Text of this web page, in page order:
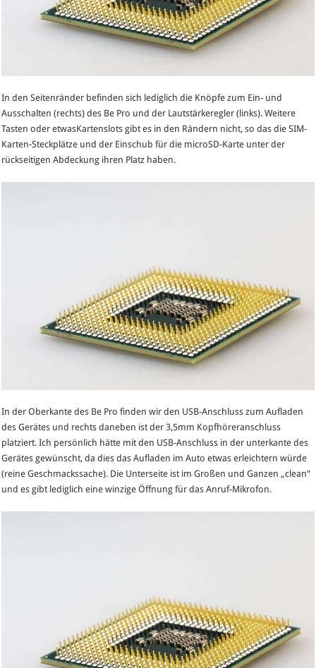
In den Seitenränder befinden sich lediglich die Knöpfe zum Ein- und
Ausschalten (rechts) des Be Pro und der Lautstärkeregler (links). Weitere
Tasten oder etwasKartenslots gibt es in den Rändern nicht, so das die SIM-
Karten-Steckplätze und der Einschub für die microSD-Karte unter der
rückseitigen Abdeckung ihren Platz haben.
In der Oberkante des Be Pro finden wir den USB-Anschluss zum Aufladen
des Gerätes und rechts daneben ist der 3,5mm Kopfhöreranschluss
platziert. Ich persönlich hätte mit den USB-Anschluss in der unterkante des
Gerätes gewünscht, da dies das Aufladen im Auto etwas erleichtern würde
(reine Geschmackssache). Die Unterseite ist im Großen und Ganzen „clean“
und es gibt lediglich eine winzige Öffnung für das Anruf-Mikrofon.